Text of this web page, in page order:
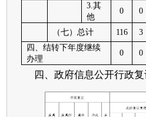
3.其
他
0 0
（七）总计 116 3
四、结转下年度继续
办理
0 0
四、政府信息公开行政